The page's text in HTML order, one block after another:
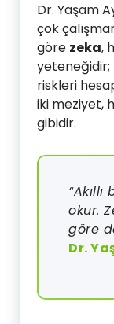
Dr. Yaşam
çok
göre zeka,
yeteneğidir;
riskleri
iki meziyet,
gibidir.
okur.
göre
Dr.